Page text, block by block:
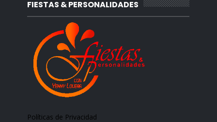
FIESTAS & PERSONALIDADES
Políticas de Privacidad